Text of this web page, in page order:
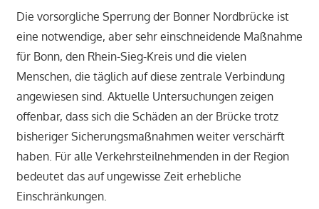
Die vorsorgliche Sperrung der Bonner Nordbrücke ist
eine notwendige, aber sehr einschneidende Maßnahme
für Bonn, den Rhein-Sieg-Kreis und die vielen
Menschen, die täglich auf diese zentrale Verbindung
angewiesen sind. Aktuelle Untersuchungen zeigen
offenbar, dass sich die Schäden an der Brücke trotz
bisheriger Sicherungsmaßnahmen weiter verschärft
haben. Für alle Verkehrsteilnehmenden in der Region
bedeutet das auf ungewisse Zeit erhebliche
Einschränkungen.